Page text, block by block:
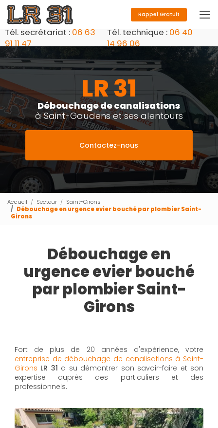
Aller
au
contenu
principal
Tél. secrétariat : 06 63
91 11 47
Tél. technique : 06 40
14 96 06
Rappel Gratuit
Débouchage de canalisations
à Saint-Gaudens et ses alentours
Contactez-nous
Accueil Secteur
Saint-Girons
Débouchage en urgence evier bouché par plombier Saint-
Girons
Débouchage en
urgence evier bouché
par plombier Saint-
Girons
Fort de plus de 20 années d'expérience, votre
entreprise de débouchage de canalisations à Saint-
Girons LR 31 a su démontrer son savoir-faire et son
expertise auprès des particuliers et des
professionnels.